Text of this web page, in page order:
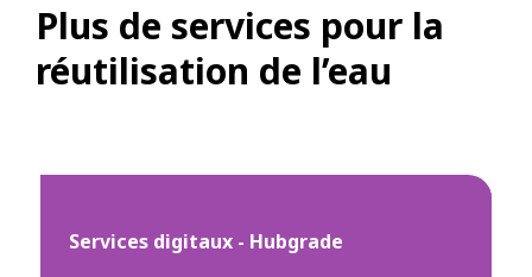
Plus de services pour la
réutilisation de l’eau
Services digitaux - Hubgrade